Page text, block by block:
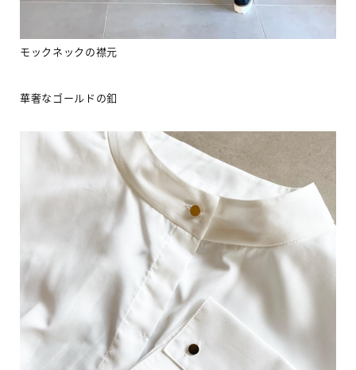
モックネックの襟元
華奢なゴールドの釦